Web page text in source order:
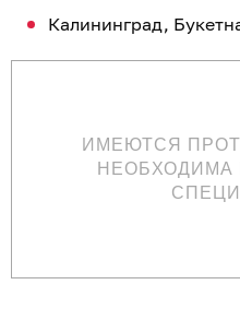
Калининград,
ИМЕЮТСЯ
НЕОБХОДИМА